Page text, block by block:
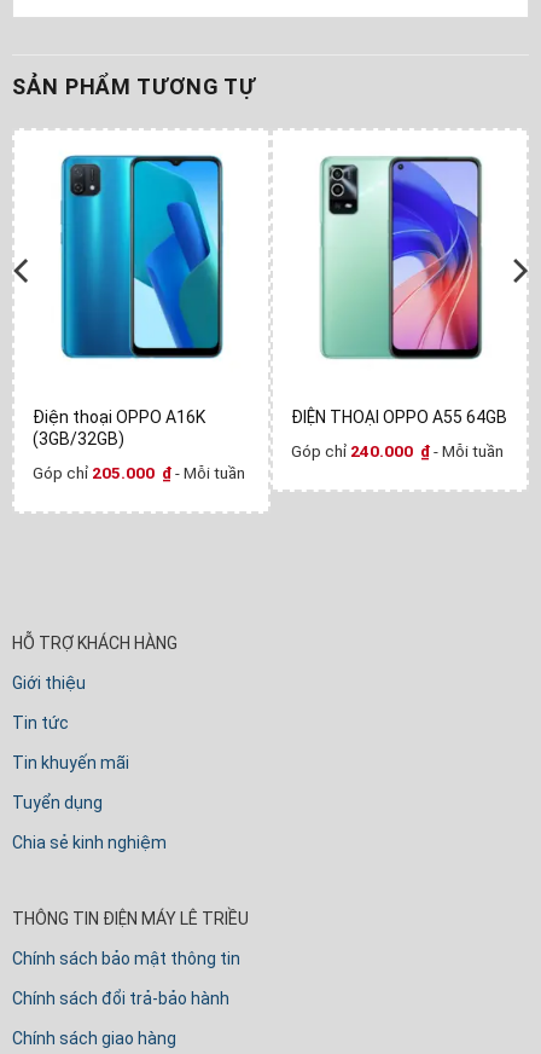
SẢN PHẨM TƯƠNG TỰ
Điện thoại OPPO A16K
(3GB/32GB)
Góp chỉ 205.000 ₫- Mỗi tuần
ĐIỆN THOẠI OPPO A55 64GB
Góp chỉ 240.000 ₫- Mỗi tuần
HỖ TRỢ KHÁCH HÀNG
Giới thiệu
Tin tức
Tin khuyến mãi
Tuyển dụng
Chia sẻ kinh nghiệm
THÔNG TIN ĐIỆN MÁY LÊ TRIỀU
Chính sách bảo mật thông tin
Chính sách đổi trả-bảo hành
Chính sách giao hàng